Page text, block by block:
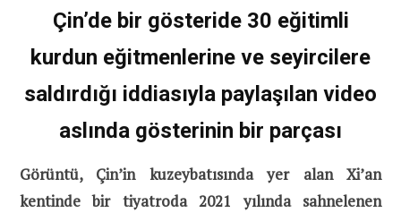
Çin’de bir gösteride 30 eğitimli
kurdun eğitmenlerine ve seyircilere
saldırdığı iddiasıyla paylaşılan video
aslında gösterinin bir parçası
Görüntü, Çin’in kuzeybatısında yer alan Xi’an
kentinde bir tiyatroda 2021 yılında sahnelenen